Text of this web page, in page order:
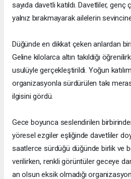
sayıda davetli katıldı. Davetliler,
yalnız bırakmayarak ailelerin
Düğünde en dikkat çeken anlardan
Geline kilolarca altın takıldığı
usulüyle gerçekleştirildi. Yoğun
organizasyonla sürdürülen takı
ilgisini gördü.
Gece boyunca seslendirilen
yöresel ezgiler eşliğinde davetliler
saatlerce sürdüğü düğünde birlik ve
verilirken, renkli görüntüler geceye
an olsun eksik olmadığı